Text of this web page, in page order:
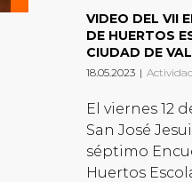
VIDEO DEL VII
DE HUERTOS
CIUDAD DE
18.05.2023 |
El viernes 12
San José
séptimo
Huertos